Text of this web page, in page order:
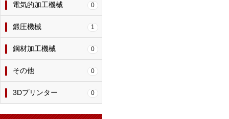
電気的加工機械 0
鍛圧機械 1
鋼材加工機械 0
その他 0
3Dプリンター 0